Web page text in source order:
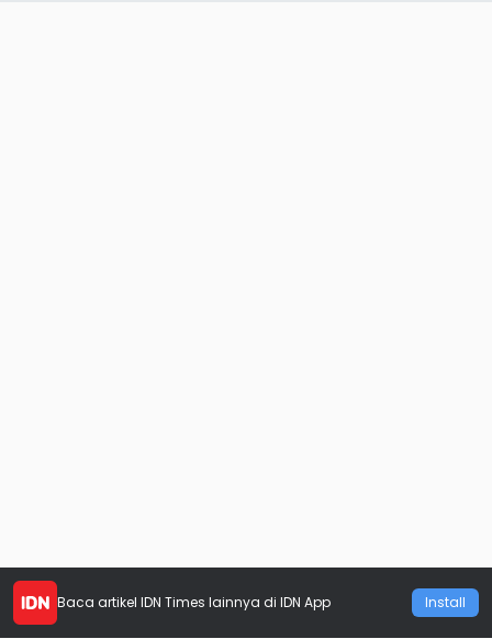
Baca artikel IDN Times lainnya di IDN App Install